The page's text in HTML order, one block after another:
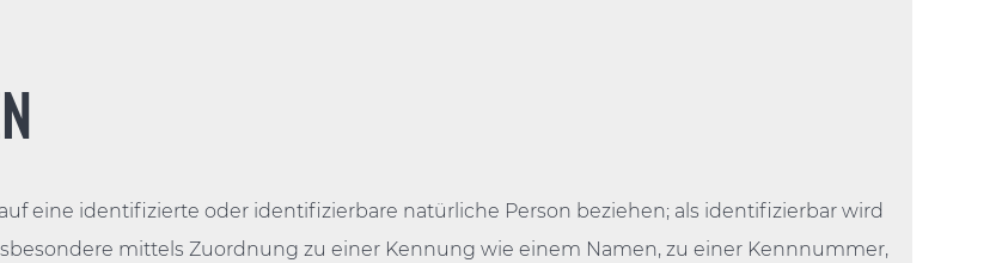
eine identifizierte oder identifizierbare natürliche Person beziehen; als identifizierbar wird
mittels Zuordnung zu einer Kennung wie einem Namen, zu einer Kennnummer,